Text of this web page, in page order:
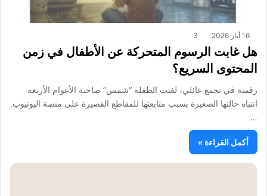
16 أيار 2026 3
هل غابت الرسوم المتحركة عن الأطفال في زمن
المحتوى السريع؟
رقمنة في تجمع عائلي، لفتت الطفلة “شمس” صاحبة الأعوام الأربعة
انتباه خالتها الصغيرة بسبب متابعتها للمقاطع القصيرة على منصة اليوتيوب.
…
أكمل القراءة »